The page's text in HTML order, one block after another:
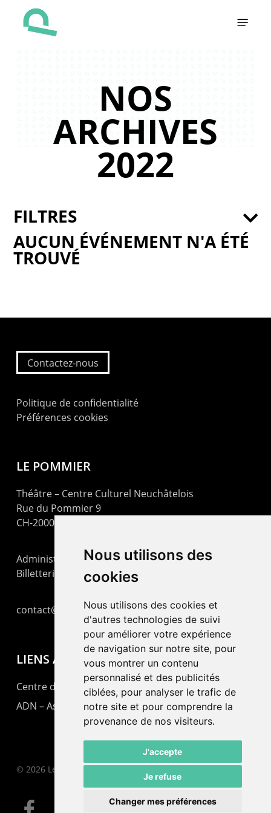
Nous utilisons des
cookies
Nous utilisons des cookies et
d'autres technologies de suivi
pour améliorer votre expérience
de navigation sur notre site, pour
vous montrer un contenu
personnalisé et des publicités
ciblées, pour analyser le trafic de
notre site et pour comprendre la
provenance de nos visiteurs.
J'accepte
Je refuse
Changer mes préférences
NOS
ARCHIVES
2022
AUCUN ÉVÉNEMENT N'A ÉTÉ
TROUVÉ
FILTRES
Contactez-nous
Politique de confidentialité
Préférences cookies
LE POMMIER
Théâtre – Centre Culturel Neuchâtelois
Rue du Pommier 9
CH-2000 Neuchâtel
Administration : +41 32 725 03 03
Billetterie : +41 32 725 05 05
contact@lepommier.ch
LIENS AMIS
Centre de culture ABC
ADN – Association Danse Neuchâtel
© 2026 Le Pommier.
facebook email